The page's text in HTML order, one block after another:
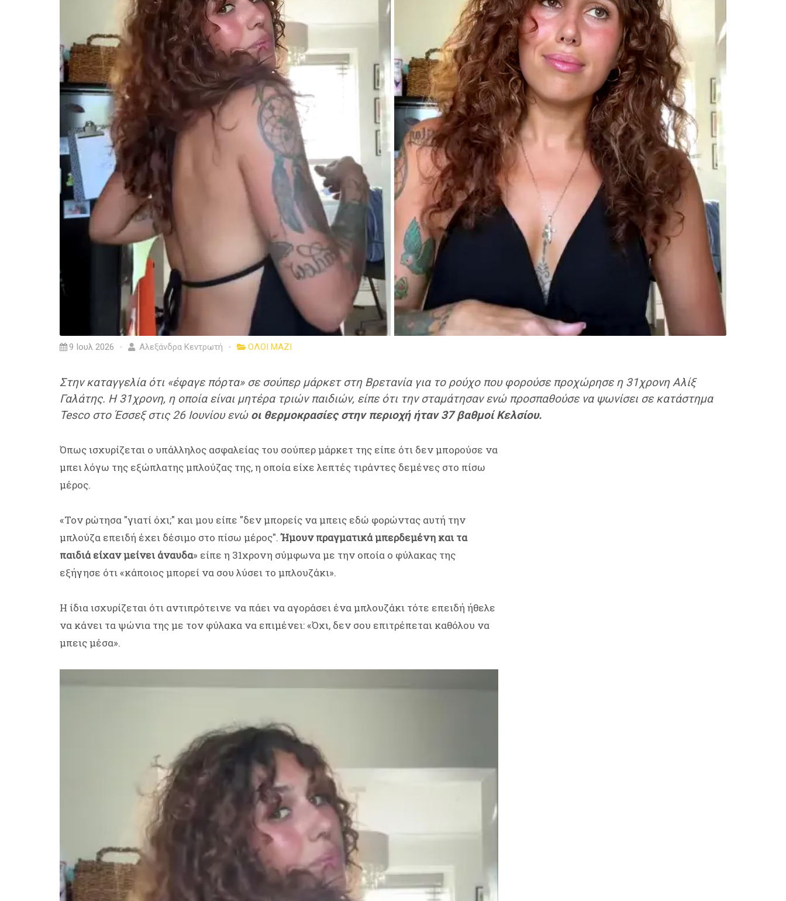
9 Ιουλ 2026 Αλεξάνδρα Κεντρωτή ΟΛΟΙ ΜΑΖΙ
Στην καταγγελία ότι «έφαγε πόρτα» σε σούπερ μάρκετ στη Βρετανία για το ρούχο που φορούσε προχώρησε η 31χρονη Αλίξ
Γαλάτης. Η 31χρονη, η οποία είναι μητέρα τριών παιδιών, είπε ότι την σταμάτησαν ενώ προσπαθούσε να ψωνίσει σε κατάστημα
Tesco στο Έσσεξ στις 26 Ιουνίου ενώ οι θερμοκρασίες στην περιοχή ήταν 37 βαθμοί Κελσίου.
Όπως ισχυρίζεται ο υπάλληλος ασφαλείας του σούπερ μάρκετ της είπε ότι δεν μπορούσε να
μπει λόγω της εξώπλατης μπλούζας της, η οποία είχε λεπτές τιράντες δεμένες στο πίσω
μέρος.
«Τον ρώτησα "γιατί όχι;" και μου είπε "δεν μπορείς να μπεις εδώ φορώντας αυτή την
μπλούζα επειδή έχει δέσιμο στο πίσω μέρος".Ήμουν πραγματικά μπερδεμένη και τα
παιδιά είχαν μείνει άναυδα» είπε η 31χρονη σύμφωνα με την οποία ο φύλακας της
εξήγησε ότι «κάποιος μπορεί να σου λύσει το μπλουζάκι».
Η ίδια ισχυρίζεται ότι αντιπρότεινε να πάει να αγοράσει ένα μπλουζάκι τότε επειδή ήθελε
να κάνει τα ψώνια της με τον φύλακα να επιμένει: «Όχι, δεν σου επιτρέπεται καθόλου να
μπεις μέσα».